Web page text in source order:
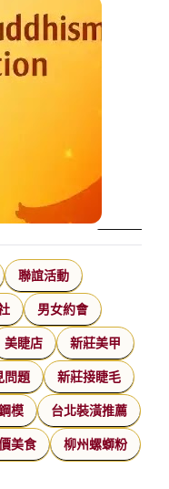
聯誼活動
男女約會
美睫店 新莊美甲
問題 新莊接睫毛
模 台北裝潢推薦
美食 柳州螺螄粉